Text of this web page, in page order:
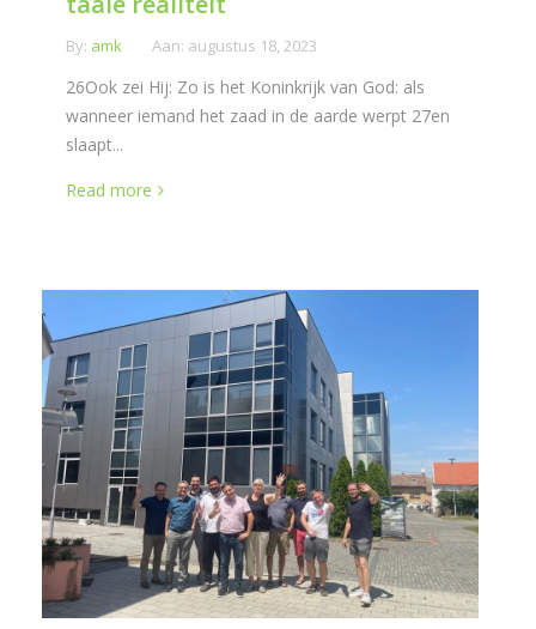
By: amk Aan: augustus 18, 2023
26Ook zei Hij: Zo is het Koninkrijk van God: als
wanneer iemand het zaad in de aarde werpt 27en
slaapt...
Read more